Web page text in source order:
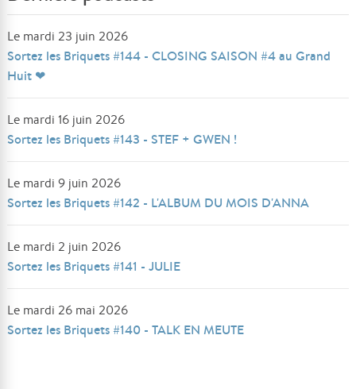
Le mardi 23 juin 2026
Sortez les Briquets #144 - CLOSING SAISON #4 au Grand
Huit ❤
Le mardi 16 juin 2026
Sortez les Briquets #143 - STEF + GWEN !
Le mardi 9 juin 2026
Sortez les Briquets #142 - L'ALBUM DU MOIS D'ANNA
Le mardi 2 juin 2026
Sortez les Briquets #141 - JULIE
Le mardi 26 mai 2026
Sortez les Briquets #140 - TALK EN MEUTE